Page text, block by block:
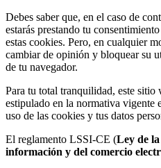
Debes saber que, en el caso de
estarás prestando tu
estas cookies. Pero, en cualquier
cambiar de opinión y bloquear su
de tu navegador.
Para tu total tranquilidad, este sitio
estipulado en la normativa vigente
uso de las cookies y tus datos
El reglamento LSSI-CE (Ley de la
información y del comercio